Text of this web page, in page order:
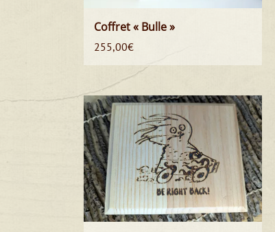
Coffret « Bulle »
255,00€